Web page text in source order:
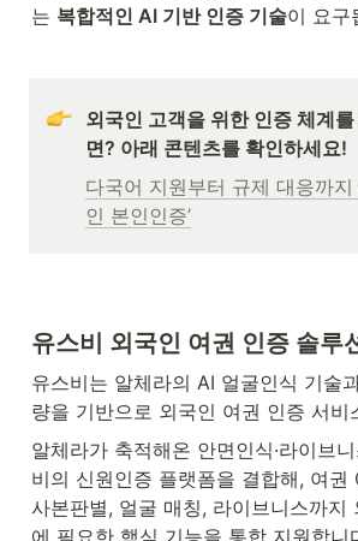
는 복합적인 AI 기반 인증 기술이 요구
외국인 고객을 위한 인증 체계
면? 아래 콘텐츠를 확인하세요!
다국어 지원부터 규제 대응까
인 본인인증’
유스비 외국인 여권 인증 솔루
유스비는 알체라의 AI 얼굴인식 기술
량을 기반으로 외국인 여권 인증 서비
알체라가 축적해온 안면인식·라이브
비의 신원인증 플랫폼을 결합해, 여권
사본판별, 얼굴 매칭, 라이브니스까지